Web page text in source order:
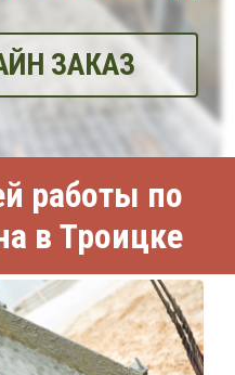
ЗАКАЗ
работы по
в Троицке